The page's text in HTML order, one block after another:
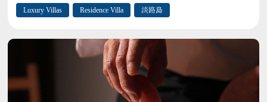
Luxury Villas Residence Villa 淡路島